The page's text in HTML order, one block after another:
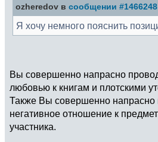
ozheredov в сообщении #1466248
Я хочу немного пояснить
Вы совершенно напрасно
любовью к книгам и плотскими
Также Вы совершенно напрасно
негативное отношение к
участника.